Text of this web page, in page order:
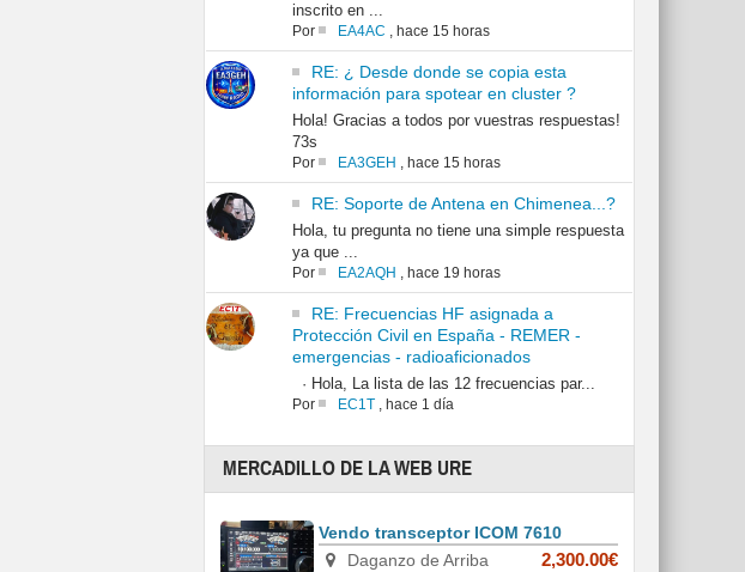
inscrito en ...
Por EA4AC , hace 15 horas
RE: ¿ Desde donde se copia esta
información para spotear en cluster ?
Hola! Gracias a todos por vuestras respuestas!
73s
Por EA3GEH , hace 15 horas
RE: Soporte de Antena en Chimenea...?
Hola, tu pregunta no tiene una simple respuesta
ya que ...
Por EA2AQH , hace 19 horas
RE: Frecuencias HF asignada a
Protección Civil en España - REMER -
emergencias - radioaficionados
· Hola, La lista de las 12 frecuencias par...
Por EC1T, hace 1 día
MERCADILLO DE LA WEB URE
Vendo transceptor ICOM 7610
Daganzo de Arriba
2,300.00€